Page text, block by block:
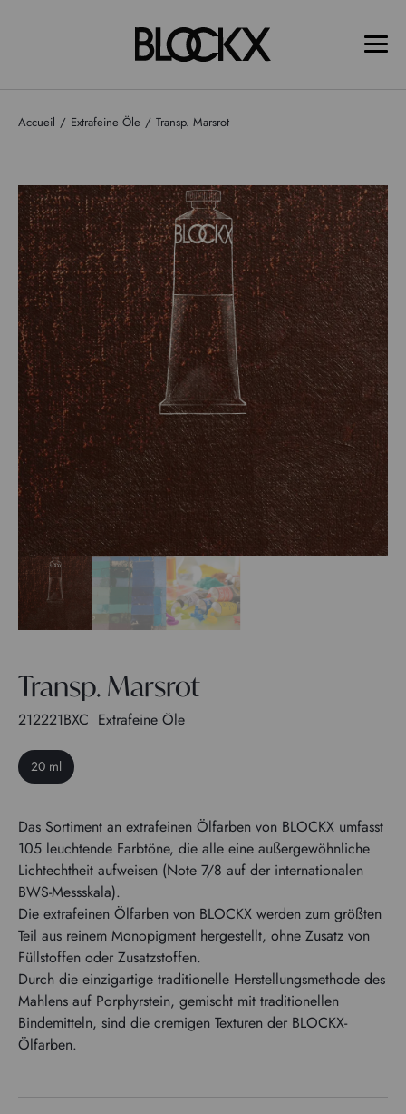
Accueil Extrafeine Öle Transp. Marsrot
Transp. Marsrot
212221BXC Extrafeine Öle
20 ml
Das Sortiment an extrafeinen Ölfarben von BLOCKX umfasst
105 leuchtende Farbtöne, die alle eine außergewöhnliche
Lichtechtheit aufweisen (Note 7/8 auf der internationalen
BWS-Messskala).
Die extrafeinen Ölfarben von BLOCKX werden zum größten
Teil aus reinem Monopigment hergestellt, ohne Zusatz von
Füllstoffen oder Zusatzstoffen.
Durch die einzigartige traditionelle Herstellungsmethode des
Mahlens auf Porphyrstein, gemischt mit traditionellen
Bindemitteln, sind die cremigen Texturen der BLOCKX-
Ölfarben.